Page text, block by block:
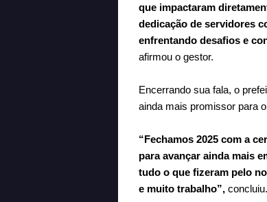
que impactaram
dedicação de servidores
enfrentando desafios e
afirmou o gestor.
Encerrando sua fala, o
ainda mais promissor para
“Fechamos 2025 com a
para avançar ainda mais
tudo o que fizeram pelo
e muito trabalho”, concluiu.